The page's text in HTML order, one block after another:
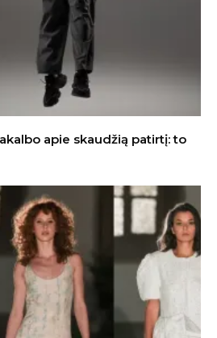
apie skaudžią patirtį: to